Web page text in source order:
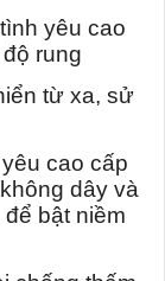
yêu cao
rung
từ xa, sử
cao cấp
dây và
bật niềm